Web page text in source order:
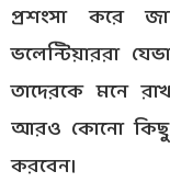
প্রশংসা করে
ভলেন্টিয়াররা
তাদেরকে মনে
আরও কোনো কিছু
করবেন।